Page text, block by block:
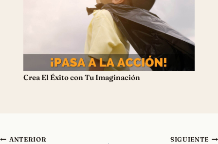
Crea El Éxito con Tu Imaginación
Navegación
ANTERIOR SIGUIENTE